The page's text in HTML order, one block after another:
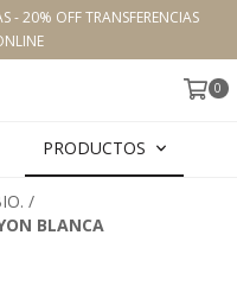
- 20% OFF TRANSFERENCIAS
0
PRODUCTOS
/
BLANCA